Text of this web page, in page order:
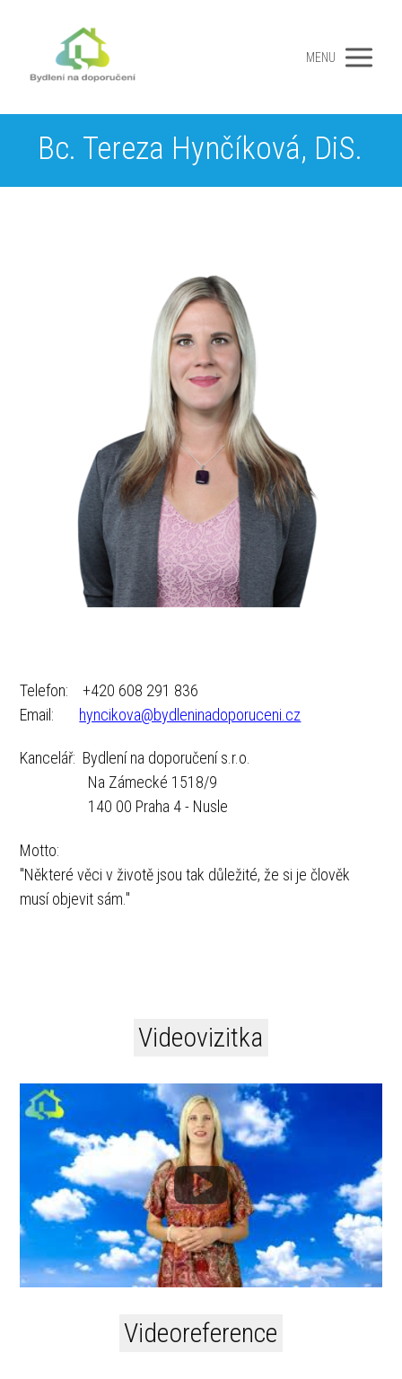
MENU
Bc. Tereza Hynčíková, DiS.
Telefon: +420 608 291 836
Email: hyncikova@bydleninadoporuceni.cz
Kancelář: Bydlení na doporučení s.r.o.
Na Zámecké 1518/9
140 00 Praha 4 - Nusle
Motto:
"Některé věci v životě jsou tak důležité, že si je člověk
musí objevit sám."
Videovizitka
Videoreference